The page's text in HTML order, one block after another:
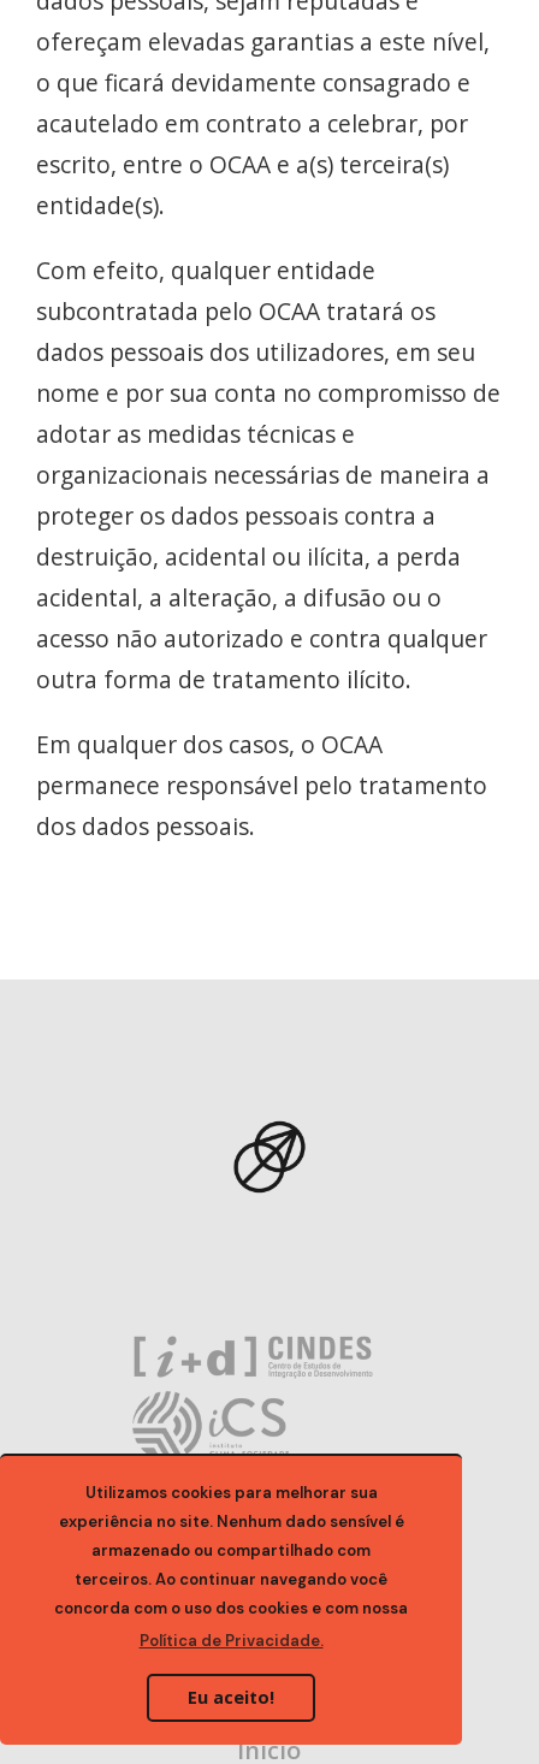
Utilizamos cookies para melhorar sua
experiência no site. Nenhum dado sensível é
armazenado ou compartilhado com
terceiros. Ao continuar navegando você
concorda com o uso dos cookies e com nossa
Política de Privacidade.
Eu aceito!
ofereçam elevadas garantias a este nível,
o que ficará devidamente consagrado e
acautelado em contrato a celebrar, por
escrito, entre o OCAA e a(s) terceira(s)
entidade(s).
Com efeito, qualquer entidade
subcontratada pelo OCAA tratará os
dados pessoais dos utilizadores, em seu
nome e por sua conta no compromisso de
adotar as medidas técnicas e
organizacionais necessárias de maneira a
proteger os dados pessoais contra a
destruição, acidental ou ilícita, a perda
acidental, a alteração, a difusão ou o
acesso não autorizado e contra qualquer
outra forma de tratamento ilícito.
Em qualquer dos casos, o OCAA
permanece responsável pelo tratamento
dos dados pessoais.
Inicio